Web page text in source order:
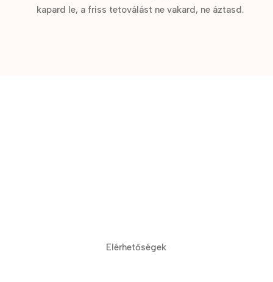
kapard le, a friss tetoválást ne vakard, ne áztasd.
Elérhetőségek